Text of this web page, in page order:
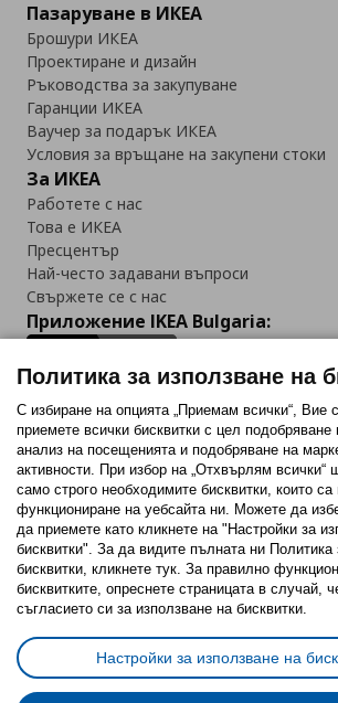
Пазаруване в ИКЕА
Брошури ИКЕА
Проектиране и дизайн
Ръководства за закупуване
Гаранции ИКЕА
Ваучер за подарък ИКЕА
Условия за връщане на закупени стоки
За ИКЕА
Работете с нас
Това е ИКЕА
Пресцентър
Най-често задавани въпроси
Свържете се с нас
Приложение IKEA Bulgaria:
Последвайте ни:
FacebookTwitterYoutubePinterestInstagram
Политика за използване на
Избор на настройки за използване
Условия за ползване на ikea.bgОбща
Политика за защита на личните
Политика за използване на
С избиране на опцията „Приемам всички“, Вие
приемете всички бисквитки с цел подобряване
анализ на посещенията и подобряване на
активности. При избор на „Отхвърлям всички“
само строго необходимитe бисквитки, които
функциониране на уебсайта ни. Можете да
да приемете като кликнете на "Настройки за
бисквитки". За да видите пълната ни Политика
бисквитки, кликнете тук. За правилно
бисквитките, опреснете страницата в случай,
съгласието си за използване на бисквитки.
Настройки за използване на